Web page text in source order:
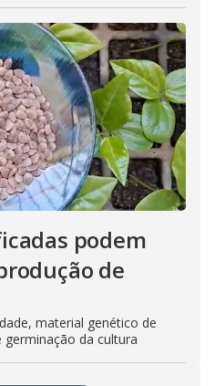
podem
de
material genético de
da cultura